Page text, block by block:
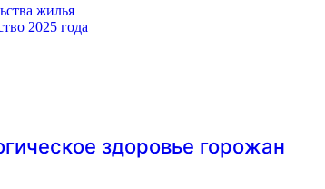
жилья
2025 года
здоровье горожан